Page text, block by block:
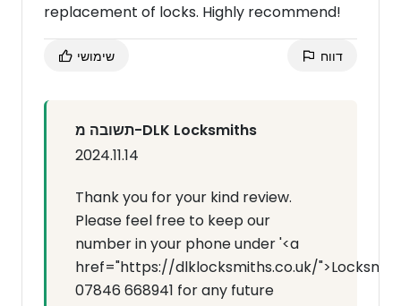
replacement of locks. Highly recommend!
שימושי דווח
תשובה מ-DLK Locksmiths
2024.11.14
Thank you for your kind review.
Please feel free to keep our
number in your phone under '<a
href="https://dlklocksmiths.co.uk/
07846 668941 for any future